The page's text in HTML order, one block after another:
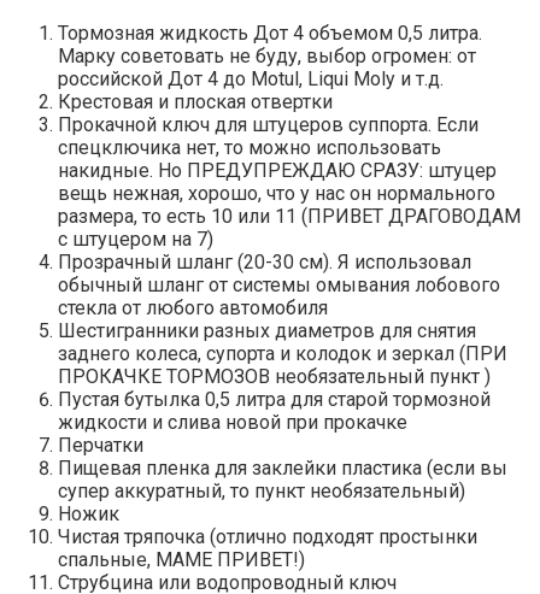
Тормозная жидкость Дот 4 объемом 0,5 литра.
Марку советовать не буду, выбор огромен: от
российской Дот 4 до Motul, Liqui Moly и т.д.
Крестовая и плоская отвертки
Прокачной ключ для штуцеров суппорта. Если
спецключика нет, то можно использовать
накидные. Но ПРЕДУПРЕЖДАЮ СРАЗУ: штуцер
вещь нежная, хорошо, что у нас он нормального
размера, то есть 10 или 11 (ПРИВЕТ ДРАГОВОДАМ
с штуцером на 7)
Прозрачный шланг (20-30 см). Я использовал
обычный шланг от системы омывания лобового
стекла от любого автомобиля
Шестигранники разных диаметров для снятия
заднего колеса, супорта и колодок и зеркал (ПРИ
ПРОКАЧКЕ ТОРМОЗОВ необязательный пункт )
Пустая бутылка 0,5 литра для старой тормозной
жидкости и слива новой при прокачке
Перчатки
Пищевая пленка для заклейки пластика (если вы
супер аккуратный, то пункт необязательный)
Ножик
Чистая тряпочка (отлично подходят простынки
спальные, МАМЕ ПРИВЕТ!)
Струбцина или водопроводный ключ